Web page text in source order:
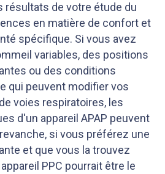
de votre étude du
en matière de confort et
spécifique. Si vous avez
variables, des positions
ou des conditions
qui peuvent modifier vos
voies respiratoires, les
d'un appareil APAP peuvent
si vous préférez une
et que vous la trouvez
PPC pourrait être le